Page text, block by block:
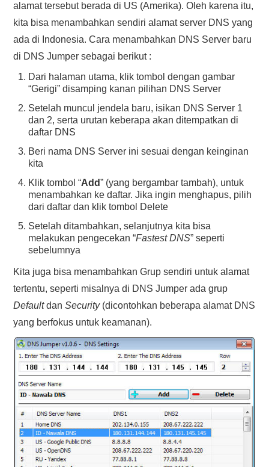
alamat tersebut berada di US (Amerika). Oleh karena itu,
kita bisa menambahkan sendiri alamat server DNS yang
ada di Indonesia. Cara menambahkan DNS Server baru
di DNS Jumper sebagai berikut :
Dari halaman utama, klik tombol dengan gambar
“Gerigi” disamping kanan pilihan DNS Server
Setelah muncul jendela baru, isikan DNS Server 1
dan 2, serta urutan keberapa akan ditempatkan di
daftar DNS
Beri nama DNS Server ini sesuai dengan keinginan
kita
Klik tombol “Add” (yang bergambar tambah), untuk
menambahkan ke daftar. Jika ingin menghapus, pilih
dari daftar dan klik tombol Delete
Setelah ditambahkan, selanjutnya kita bisa
melakukan pengecekan “Fastest DNS” seperti
sebelumnya
Kita juga bisa menambahkan Grup sendiri untuk alamat
tertentu, seperti misalnya di DNS Jumper ada grup
DefaultdanSecurity(dicontohkan beberapa alamat DNS
yang berfokus untuk keamanan).